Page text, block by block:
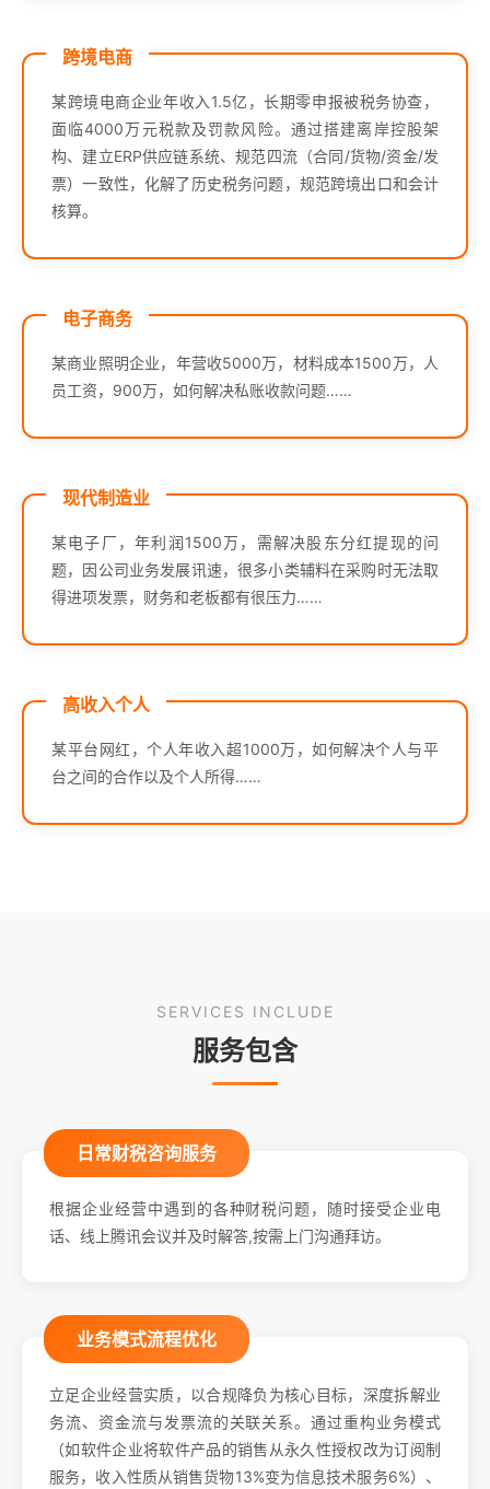
跨境电商
某跨境电商企业年收入1.5亿，长期零申报被税务协查，
面临4000万元税款及罚款风险。通过搭建离岸控股架
构、建立ERP供应链系统、规范四流（合同/货物/资金/发
票）一致性，化解了历史税务问题，规范跨境出口和会计
核算。
电子商务
某商业照明企业，年营收5000万，材料成本1500万，人
员工资，900万，如何解决私账收款问题……
现代制造业
某电子厂，年利润1500万，需解决股东分红提现的问
题，因公司业务发展讯速，很多小类辅料在采购时无法取
得进项发票，财务和老板都有很压力……
高收入个人
某平台网红，个人年收入超1000万，如何解决个人与平
台之间的合作以及个人所得……
SERVICES INCLUDE
服务包含
日常财税咨询服务
根据企业经营中遇到的各种财税问题，随时接受企业电
话、线上腾讯会议并及时解答,按需上门沟通拜访。
业务模式流程优化
立足企业经营实质，以合规降负为核心目标，深度拆解业
务流、资金流与发票流的关联关系。通过重构业务模式
（如软件企业将软件产品的销售从永久性授权改为订阅制
服务，收入性质从销售货物13%变为信息技术服务6%）、